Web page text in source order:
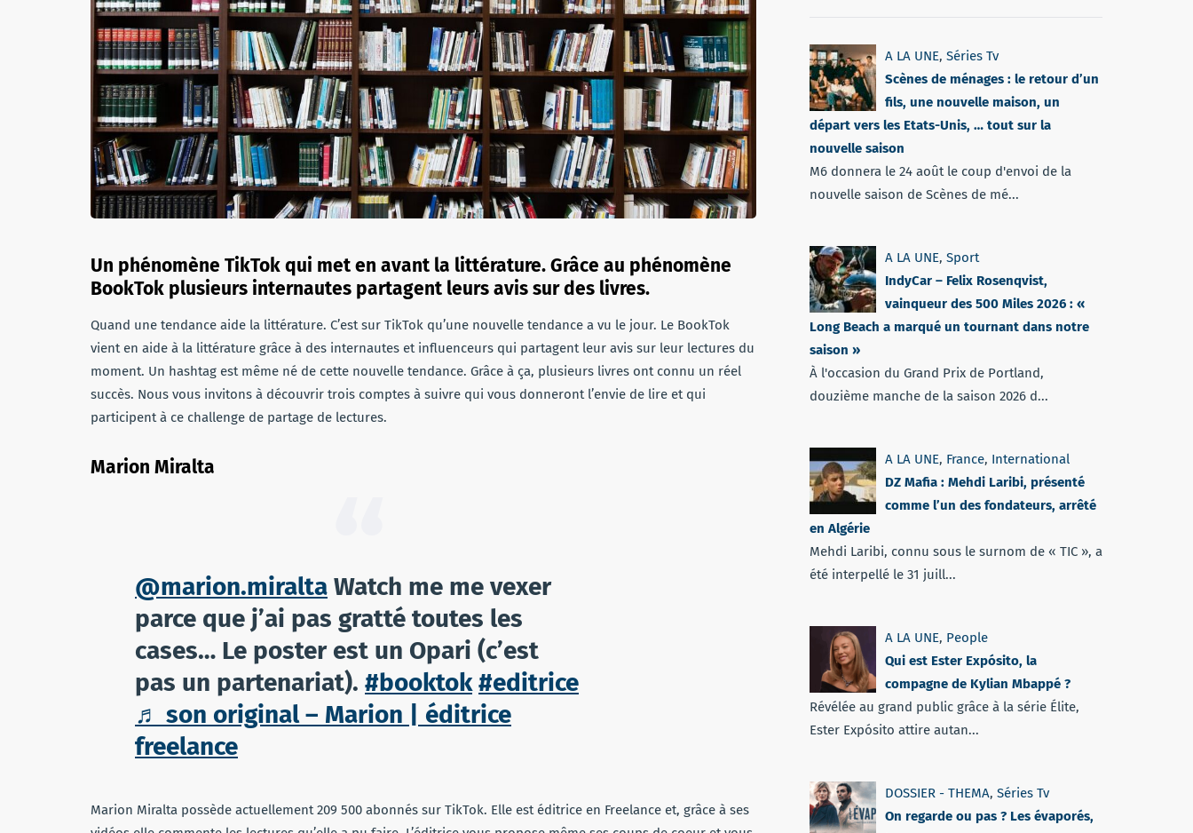
Un phénomène TikTok qui met en avant la littérature. Grâce au phénomène
BookTok plusieurs internautes partagent leurs avis sur des livres.
Quand une tendance aide la littérature. C’est sur TikTok qu’une nouvelle tendance a vu le jour. Le BookTok
vient en aide à la littérature grâce à des internautes et influenceurs qui partagent leur avis sur leur lectures du
moment. Un hashtag est même né de cette nouvelle tendance. Grâce à ça, plusieurs livres ont connu un réel
succès. Nous vous invitons à découvrir trois comptes à suivre qui vous donneront l’envie de lire et qui
participent à ce challenge de partage de lectures.
Marion Miralta
@marion.miralta Watch me me vexer
parce que j’ai pas gratté toutes les
cases… Le poster est un Opari (c’est
pas un partenariat). #booktok #editrice
♬ son original – Marion | éditrice
freelance
Marion Miralta possède actuellement 209 500 abonnés sur TikTok. Elle est éditrice en Freelance et, grâce à ses
A LA UNE, Séries Tv
Scènes de ménages : le retour d’un
fils, une nouvelle maison, un
départ vers les Etats-Unis, … tout sur la
nouvelle saison
M6 donnera le 24 août le coup d'envoi de la
nouvelle saison de Scènes de mé...
A LA UNE, Sport
IndyCar – Felix Rosenqvist,
vainqueur des 500 Miles 2026 : «
Long Beach a marqué un tournant dans notre
saison »
À l'occasion du Grand Prix de Portland,
douzième manche de la saison 2026 d...
A LA UNE, France, International
DZ Mafia : Mehdi Laribi, présenté
comme l’un des fondateurs, arrêté
en Algérie
Mehdi Laribi, connu sous le surnom de « TIC », a
été interpellé le 31 juill...
A LA UNE, People
Qui est Ester Expósito, la
compagne de Kylian Mbappé ?
Révélée au grand public grâce à la série Élite,
Ester Expósito attire autan...
DOSSIER - THEMA, Séries Tv
On regarde ou pas ? Les évaporés,